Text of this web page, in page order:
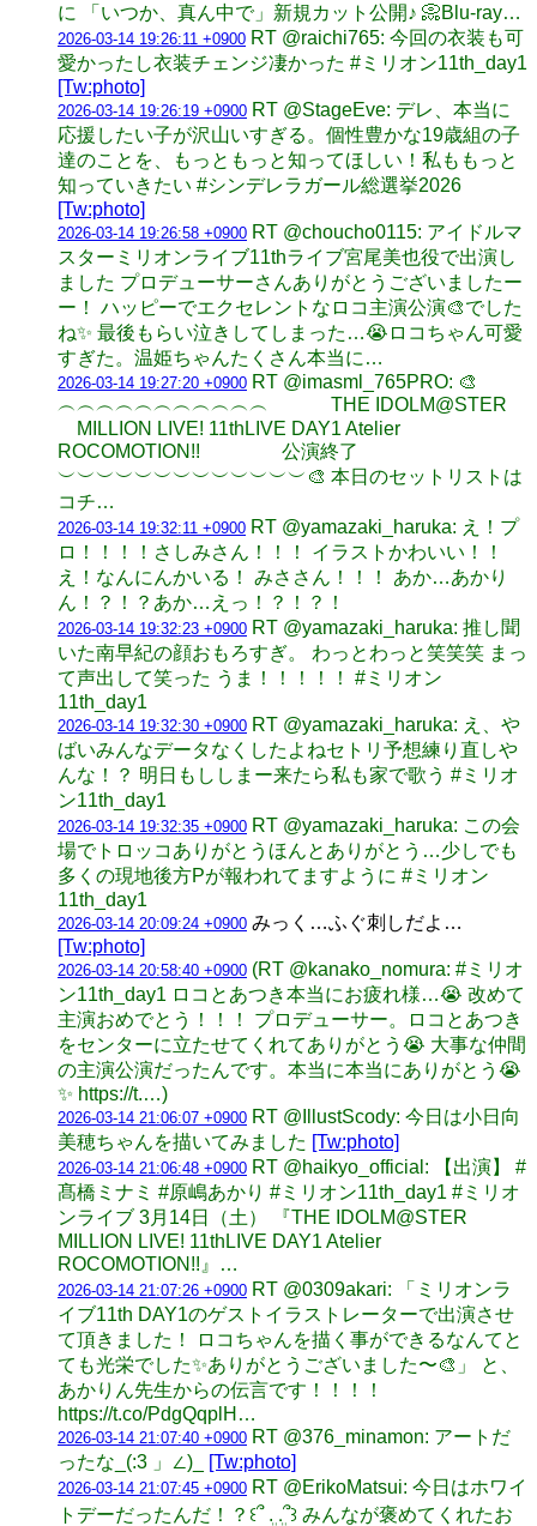
に 「いつか、真ん中で」新規カット公開♪ 📀Blu-ray…
2026-03-14 19:26:11 +0900 RT @raichi765: 今回の衣装も可
愛かったし衣装チェンジ凄かった #ミリオン11th_day1
[Tw:photo]
2026-03-14 19:26:19 +0900 RT @StageEve: デレ、本当に
応援したい子が沢山いすぎる。個性豊かな19歳組の子
達のことを、もっともっと知ってほしい！私ももっと
知っていきたい #シンデレラガール総選挙2026
[Tw:photo]
2026-03-14 19:26:58 +0900 RT @choucho0115: アイドルマ
スターミリオンライブ11thライブ宮尾美也役で出演し
ました プロデューサーさんありがとうございましたー
ー！ ハッピーでエクセレントなロコ主演公演🎨でした
ね✨ 最後もらい泣きしてしまった…😭ロコちゃん可愛
すぎた。温姫ちゃんたくさん本当に…
2026-03-14 19:27:20 +0900 RT @imasml_765PRO: 🎨
︵︵︵︵︵︵︵︵︵︵︵ THE IDOLM@STER
MILLION LIVE! 11thLIVE DAY1 Atelier
ROCOMOTION!! 公演終了
︶︶︶︶︶︶︶︶︶︶︶︶︶🎨 本日のセットリストは
コチ…
2026-03-14 19:32:11 +0900 RT @yamazaki_haruka: え！プ
ロ！！！！さしみさん！！！ イラストかわいい！！
え！なんにんかいる！ みささん！！！ あか…あかり
ん！？！？あか…えっ！？！？！
2026-03-14 19:32:23 +0900 RT @yamazaki_haruka: 推し聞
いた南早紀の顔おもろすぎ。 わっとわっと笑笑笑 まっ
て声出して笑った うま！！！！！ #ミリオン
11th_day1
2026-03-14 19:32:30 +0900 RT @yamazaki_haruka: え、や
ばいみんなデータなくしたよねセトリ予想練り直しや
んな！？ 明日もししまー来たら私も家で歌う #ミリオ
ン11th_day1
2026-03-14 19:32:35 +0900 RT @yamazaki_haruka: この会
場でトロッコありがとうほんとありがとう…少しでも
多くの現地後方Pが報われてますように #ミリオン
11th_day1
2026-03-14 20:09:24 +0900 みっく…ふぐ刺しだよ…
[Tw:photo]
2026-03-14 20:58:40 +0900 (RT @kanako_nomura: #ミリオ
ン11th_day1 ロコとあつき本当にお疲れ様…😭 改めて
主演おめでとう！！！ プロデューサー。ロコとあつき
をセンターに立たせてくれてありがとう😭 大事な仲間
の主演公演だったんです。本当に本当にありがとう😭
✨ https://t.…)
2026-03-14 21:06:07 +0900 RT @IllustScody: 今日は小日向
美穂ちゃんを描いてみました [Tw:photo]
2026-03-14 21:06:48 +0900 RT @haikyo_official: 【出演】 #
髙橋ミナミ #原嶋あかり #ミリオン11th_day1 #ミリオ
ンライブ 3月14日（土） 『THE IDOLM@STER
MILLION LIVE! 11thLIVE DAY1 Atelier
ROCOMOTION!!』…
2026-03-14 21:07:26 +0900 RT @0309akari: 「ミリオンラ
イブ11th DAY1のゲストイラストレーターで出演させ
て頂きました！ ロコちゃんを描く事ができるなんてと
ても光栄でした✨ありがとうございました〜🎨」 と、
あかりん先生からの伝言です！！！！
https://t.co/PdgQqplH…
2026-03-14 21:07:40 +0900 RT @376_minamon: アートだ
ったな_(:3 」∠)_
[Tw:photo]
2026-03-14 21:07:45 +0900 RT @ErikoMatsui: 今日はホワイ
トデーだったんだ！？꒰՞ ܸ. .ܸ՞꒱ みんなが褒めてくれたお